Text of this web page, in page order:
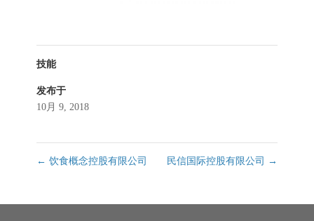
技能
发布于
10月 9, 2018
← 饮食概念控股有限公司 民信国际控股有限公司 →